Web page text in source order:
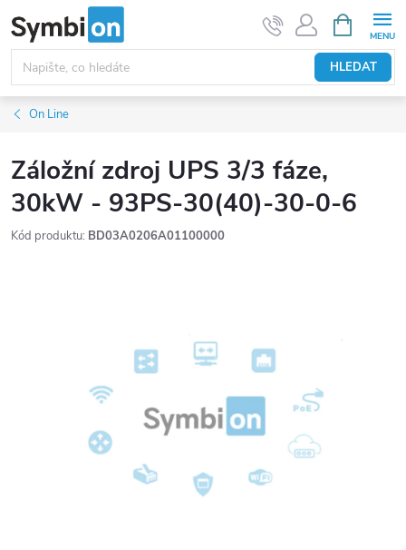
na
obsah
HLEDAT
NÁKUPNÍ
KOŠÍK
On Line
Záložní zdroj UPS 3/3 fáze,
30kW - 93PS-30(40)-30-0-6
Kód produktu: BD03A0206A01100000